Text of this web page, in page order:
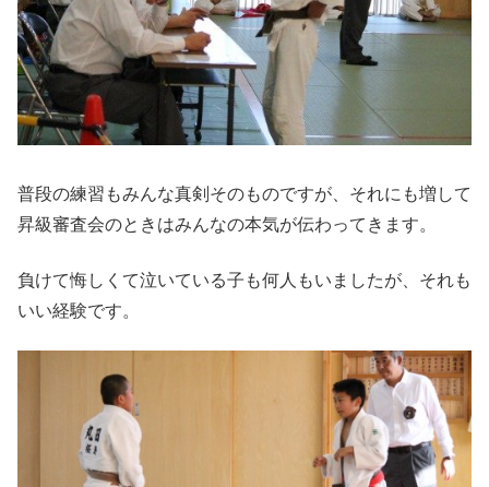
普段の練習もみんな真剣そのものですが、それにも増して
昇級審査会のときはみんなの本気が伝わってきます。
負けて悔しくて泣いている子も何人もいましたが、それも
いい経験です。